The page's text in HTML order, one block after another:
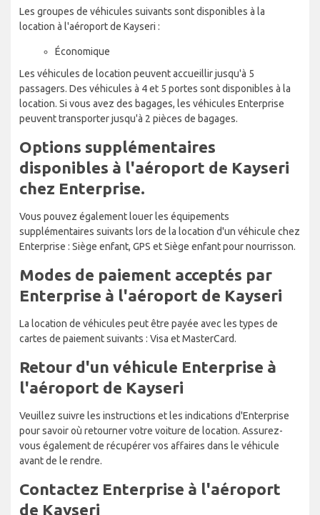
Les groupes de véhicules suivants sont disponibles à la
location à l'aéroport de Kayseri :
Économique
Les véhicules de location peuvent accueillir jusqu'à 5
passagers. Des véhicules à 4 et 5 portes sont disponibles à la
location. Si vous avez des bagages, les véhicules Enterprise
peuvent transporter jusqu'à 2 pièces de bagages.
Options supplémentaires
disponibles à l'aéroport de Kayseri
chez Enterprise.
Vous pouvez également louer les équipements
supplémentaires suivants lors de la location d'un véhicule chez
Enterprise : Siège enfant, GPS et Siège enfant pour nourrisson.
Modes de paiement acceptés par
Enterprise à l'aéroport de Kayseri
La location de véhicules peut être payée avec les types de
cartes de paiement suivants : Visa et MasterCard.
Retour d'un véhicule Enterprise à
l'aéroport de Kayseri
Veuillez suivre les instructions et les indications d'Enterprise
pour savoir où retourner votre voiture de location. Assurez-
vous également de récupérer vos affaires dans le véhicule
avant de le rendre.
Contactez Enterprise à l'aéroport
de Kayseri